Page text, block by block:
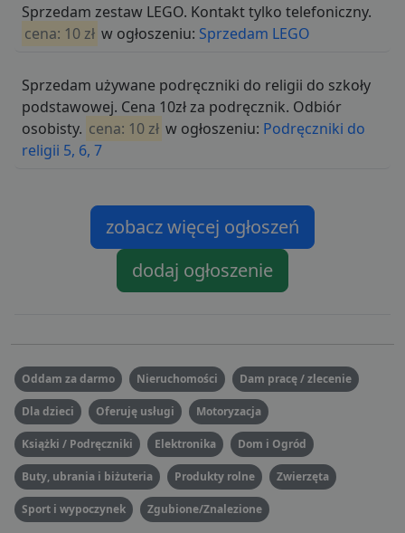
Sprzedam zestaw LEGO. Kontakt tylko telefoniczny.
cena: 10 zł w ogłoszeniu: Sprzedam LEGO
Sprzedam używane podręczniki do religii do szkoły
podstawowej. Cena 10zł za podręcznik. Odbiór
osobisty. cena: 10 zł w ogłoszeniu: Podręczniki do
religii 5, 6, 7
zobacz więcej ogłoszeń
dodaj ogłoszenie
Oddam za darmo Nieruchomości Dam pracę / zlecenie
Dla dzieci Oferuję usługi Motoryzacja
Książki / Podręczniki Elektronika Dom i Ogród
Buty, ubrania i biżuteria Produkty rolne Zwierzęta
Sport i wypoczynek Zgubione/Znalezione